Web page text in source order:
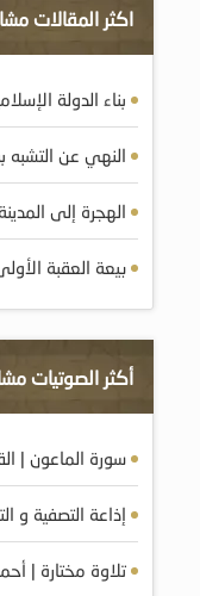
اكثر المقالات
بناء الدولة
النهي عن التشبه
الهجرة إلى المدينة
بيعة العقبة
أكثر الصوتيات
سورة الماعون |
إذاعة التصفية و
تلاوة مختارة |